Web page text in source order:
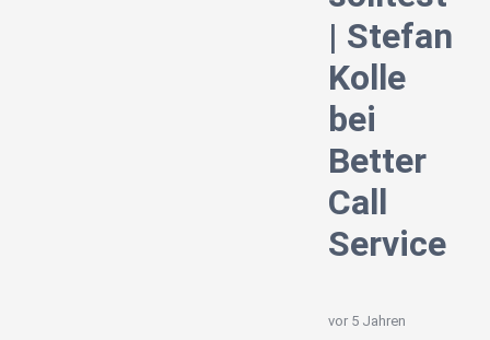
| Stefan
Kolle
bei
Better
Call
Service
vor 5 Jahren